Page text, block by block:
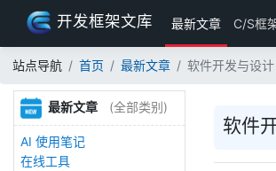
开发框架文库 最新文章 C/S框
站点导航 首页 最新文章 软件开发与设
最新文章 (全部类别)
AI 使用笔记
在线工具
软件